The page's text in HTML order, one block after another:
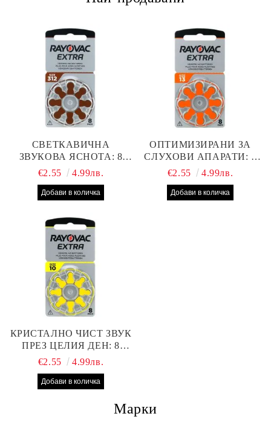
СВЕТКАВИЧНА
ЗВУКОВА ЯСНОТА: 8
БРОЯ RAYOVAC EXTRA
СЛУХОВ АПАРАТ С
€2.55 4.99лв.
ОПТИМИЗИРАНИ ЗА
СЛУХОВИ АПАРАТИ: 8
БРОЯ RAYOVAC EXTRA
ПРОИЗВОДИТЕЛНОСТ
€2.55 4.99лв.
КРИСТАЛНО ЧИСТ ЗВУК
ПРЕЗ ЦЕЛИЯ ДЕН: 8
БРОЯ RAYOVAC EXTRA
АПАРАТ
€2.55 4.99лв.
Марки